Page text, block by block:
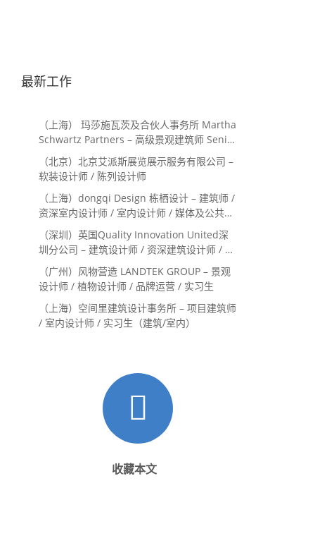
最新工作
（上海） 玛莎施瓦茨及合伙人事务所 Martha
Schwartz Partners – 高级景观建筑师 Senior
Landscape Designer / 景观建筑师
Landscape Designer
（北京）北京艾派斯展览展示服务有限公司 –
软装设计师 / 陈列设计师
（上海）dongqi Design 栋栖设计 – 建筑师 /
资深室内设计师 / 室内设计师 / 媒体及公共关
系主管 / 设计实习生（常年招聘）
（深圳）英国Quality Innovation United深
圳分公司 – 建筑设计师 / 资深建筑设计师 / 室
内设计师 / 设计实习生
（广州）风物营造 LANDTEK GROUP – 景观
设计师 / 植物设计师 / 品牌运营 / 实习生
（上海）空间里建筑设计事务所 – 项目建筑师
/ 室内设计师 / 实习生（建筑/室内）
收藏本文